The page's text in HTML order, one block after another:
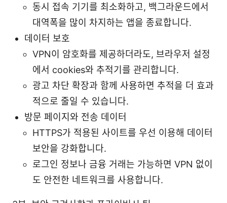
동시 접속 기기를 최소화하고, 백그라운드에서
대역폭을 많이 차지하는 앱을 종료합니다.
데이터 보호
VPN이 암호화를 제공하더라도, 브라우저 설정
에서 cookies와 추적기를 관리합니다.
광고 차단 확장과 함께 사용하면 추적을 더 효과
적으로 줄일 수 있습니다.
방문 페이지와 전송 데이터
HTTPS가 적용된 사이트를 우선 이용해 데이터
보안을 강화합니다.
로그인 정보나 금융 거래는 가능하면 VPN 없이
도 안전한 네트워크를 사용합니다.